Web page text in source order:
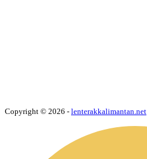
Copyright © 2026 - lenterakkalimantan.net